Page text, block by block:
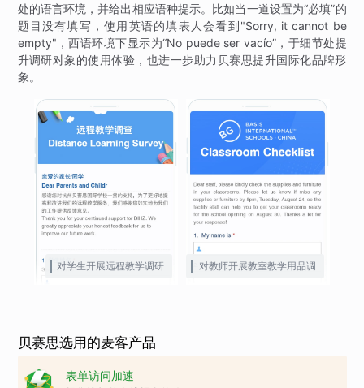
处的语言环境，并给出相应语种提示。比如当一道设置为“必填”的
题目没有填写，使用英语的填表人会看到"Sorry, it cannot be
empty"，西语环境下显示为“No puede ser vacío”，于细节处提
升调研对象的使用体验，也进一步助力贝赛思提升国际化品牌形
象。
对学生开展远程教学调研
对教师开展教室教学用品调
贝赛思选用的麦客产品
表单访问加速